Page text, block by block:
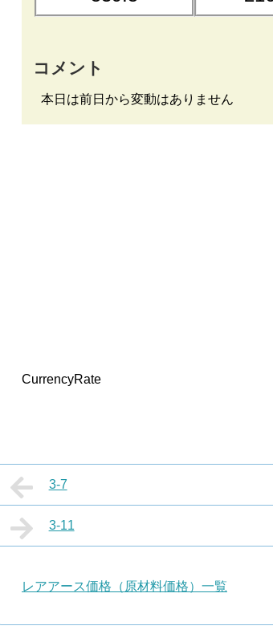
コメント
本日は前日から変動はありません
CurrencyRate
3-7
3-11
レアアース価格（原材料価格）一覧